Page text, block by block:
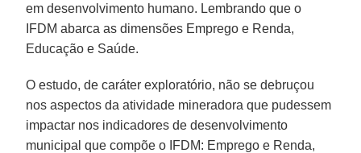
em desenvolvimento humano. Lembrando que o
IFDM abarca as dimensões Emprego e Renda,
Educação e Saúde.
O estudo, de caráter exploratório, não se debruçou
nos aspectos da atividade mineradora que pudessem
impactar nos indicadores de desenvolvimento
municipal que compõe o IFDM: Emprego e Renda,